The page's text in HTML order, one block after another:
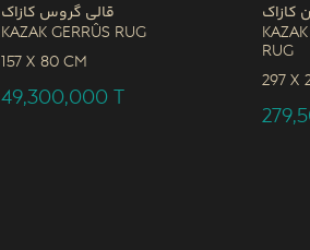
قالی گروس کازاک
Kazak Gerrûs Rug
157 x 80 CM
49,300,000 T
کازاک
Rug
297 x